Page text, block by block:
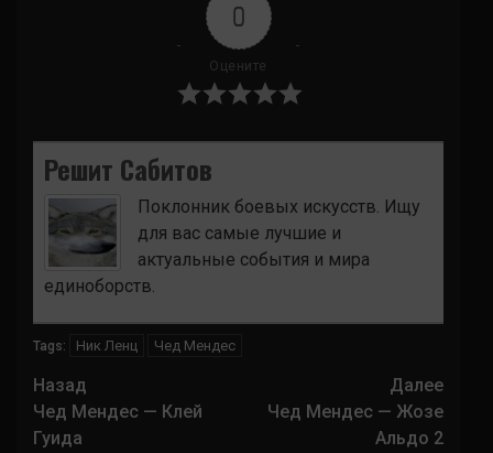
0
Оцените
Решит Сабитов
Поклонник боевых искусств. Ищу
для вас самые лучшие и
актуальные события и мира
единоборств.
Tags: Ник Ленц Чед Мендес
Навигация
записи
Назад
Чед Мендес — Клей
Гуида
Далее
Чед Мендес — Жозе
Альдо 2